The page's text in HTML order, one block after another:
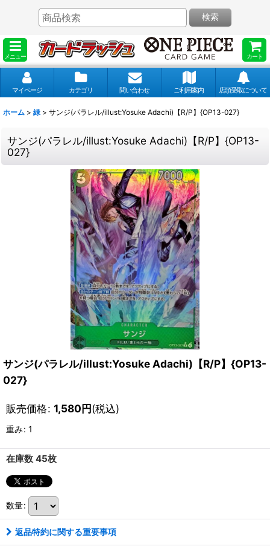
メニュー カート
検索
マイページ カテゴリ 問い合わせ ご利用案内 店頭受取について
ホーム > 緑 > サンジ(パラレル/illust:Yosuke Adachi)【R/P】{OP13-027}
サンジ(パラレル/illust:Yosuke Adachi)【R/P】{OP13-
027}
サンジ(パラレル/illust:Yosuke Adachi)【R/P】{OP13-
027}
販売価格: 1,580円(税込)
重み: 1
在庫数 45枚
数量:
返品特約に関する重要事項